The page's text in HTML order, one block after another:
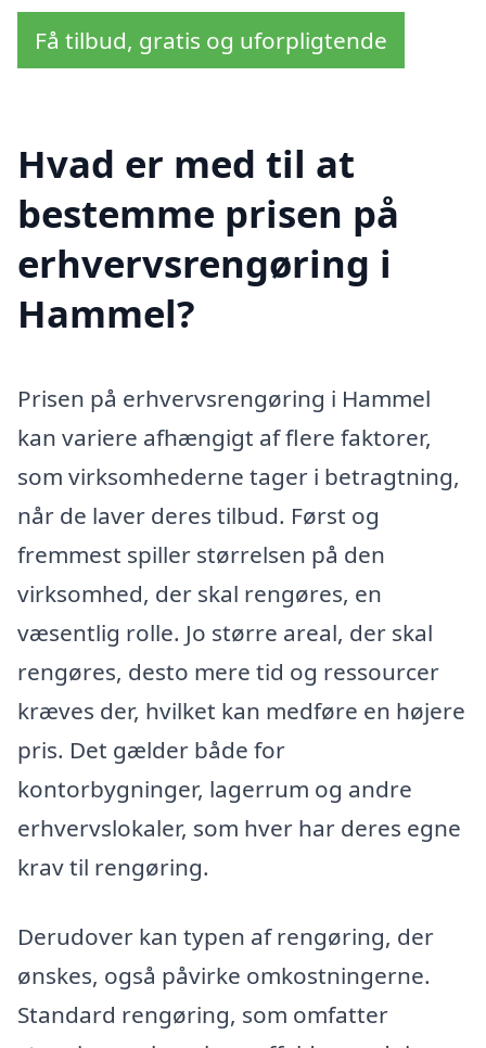
Få tilbud, gratis og uforpligtende
Hvad er med til at
bestemme prisen på
erhvervsrengøring i
Hammel?
Prisen på erhvervsrengøring i Hammel
kan variere afhængigt af flere faktorer,
som virksomhederne tager i betragtning,
når de laver deres tilbud. Først og
fremmest spiller størrelsen på den
virksomhed, der skal rengøres, en
væsentlig rolle. Jo større areal, der skal
rengøres, desto mere tid og ressourcer
kræves der, hvilket kan medføre en højere
pris. Det gælder både for
kontorbygninger, lagerrum og andre
erhvervslokaler, som hver har deres egne
krav til rengøring.
Derudover kan typen af rengøring, der
ønskes, også påvirke omkostningerne.
Standard rengøring, som omfatter